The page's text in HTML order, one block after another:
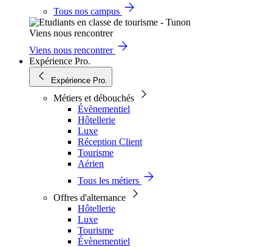
Tous nos campus
Viens nous rencontrer
Viens nous rencontrer
Expérience Pro.
Expérience Pro.
Métiers et débouchés
Évènementiel
Hôtellerie
Luxe
Réception Client
Tourisme
Aérien
Tous les métiers
Offres d'alternance
Hôtellerie
Luxe
Tourisme
Évènementiel